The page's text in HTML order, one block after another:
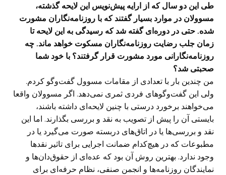
طی این دو سال که از ارایه پیش‌نویس این لایحه گذشته،
مسوولان در موارد بسیار گفتند که با روزنامه‌نگاران مشورت
شده. حتی در دوره‌ای گفته شد که رسیدگی به این لایحه تا
زمان جلب رضایت روزنامه‌نگاران مسکوت خواهد ماند. چه
روزنامه‌نگارانی مورد مشورت قرار گرفتند؟ با خود شما
صحبتی شد؟
من چندین بار با تعدادی از مقامات مسوول گفت‌وگو کردم.
ولی این گفت‌وگوهای فردی ثمری نمی‌دهد. اگر مسوولان واقعا
می‌خواهند برخورد درستی با چنین لایحه‌ای داشته باشند،
بایستی آن را پیش از تصویب به نقد و بررسی بگذارند. اما این
نقد و بررسی‌ها یا در اتاق‌های دربسته صورت می‌گیرد یا در
مطبوعات که در هیچ‌کدام ضمانت اجرایی برای تاثیر نقدها
وجود ندارد. بهترین روش آن بود که عده‌ای از حقوق‌دان‌ها و
نمایندگان روزنامه‌ها و انجمن صنفی، نظام حرفه‌ای برای